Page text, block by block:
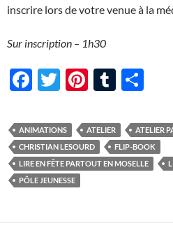
inscrire lors de votre venue à la
Sur inscription – 1h30
F
e
b
o
o
T
itt
er
Pi
er
es
t
T
m
bl
r
ta
g
er
ANIMATIONS ATELIER ATELIER
CHRISTIAN LESOURD
FLIP-BOOK
LIRE EN FÊTE PARTOUT EN MOSELLE
PÔLE JEUNESSE